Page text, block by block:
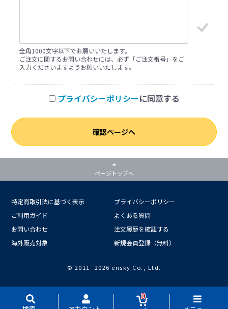
全角1000文字以下でお願いいたします。
ご注文に関するお問い合わせには、必ず「ご注文番号」をご
入力くださいますようお願いいたします。
プライバシーポリシーに同意する
確認ページへ
0
ページトップへ
特定商取引法に基づく表示
プライバシーポリシー
ご利用ガイド
よくある質問
お問い合わせ
注文履歴を確認する
海外販売対象
新規会員登録（無料）
© 2011- 2026 ensky Co., Ltd.